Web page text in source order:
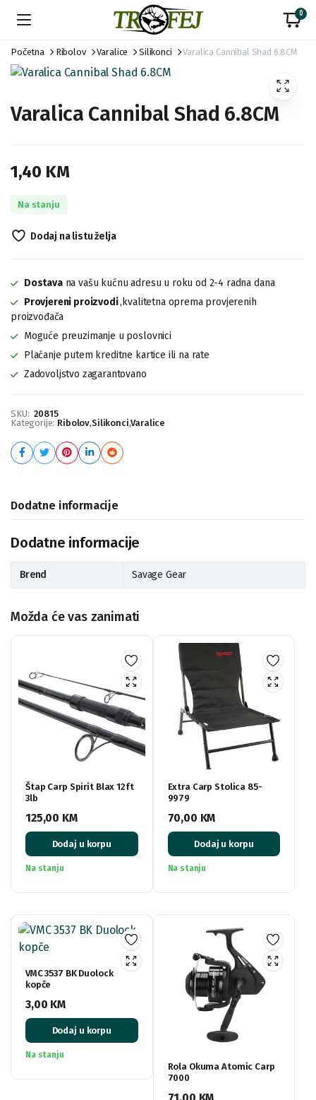
0
Početna Ribolov Varalice Silikonci Varalica Cannibal Shad 6.8CM
Varalica Cannibal Shad 6.8CM
1,40 KM
Na stanju
Dodaj na listu želja
Dostavana vašu kućnu adresu u roku od 2-4 radna dana
Provjereni proizvodi,kvalitetna oprema provjerenih
proizvođača
Moguće preuzimanje u poslovnici
Plaćanje putem kreditne kartice ili na rate
Zadovoljstvo zagarantovano
SKU: 20815
Kategorije: Ribolov,Silikonci,Varalice
Dodatne informacije
Dodatne informacije
Brend Savage Gear
Možda će vas zanimati
Štap Carp Spirit Blax 12ft
3lb
125,00 KM
Dodaj u korpu
Na stanju
Extra Carp Stolica 85-
9979
70,00 KM
Dodaj u korpu
Na stanju
VMC 3537 BK Duolock
kopče
3,00 KM
Dodaj u korpu
Na stanju
Rola Okuma Atomic Carp
7000